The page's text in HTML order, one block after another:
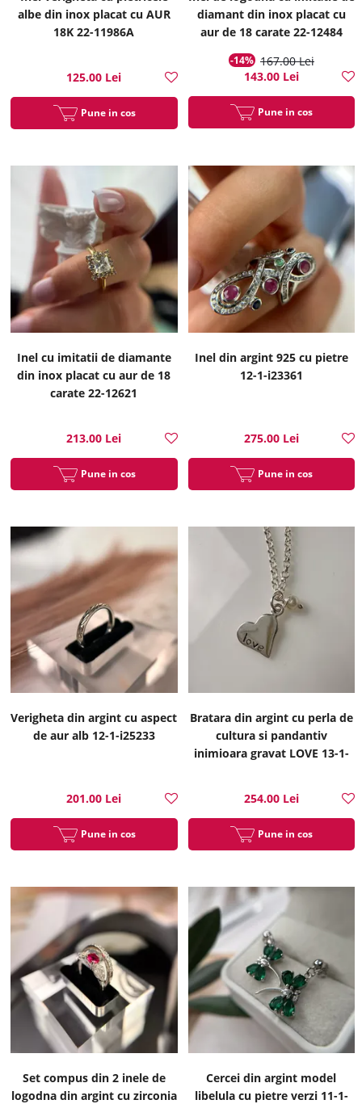
albe din inox placat cu AUR
18K 22-11986A
125.00 Lei
Pune in cos
diamant din inox placat cu
aur de 18 carate 22-12484
-14% 167.00 Lei
143.00 Lei
Pune in cos
Inel cu imitatii de diamante
din inox placat cu aur de 18
carate 22-12621
213.00 Lei
Pune in cos
Inel din argint 925 cu pietre
12-1-i23361
275.00 Lei
Pune in cos
Verigheta din argint cu aspect
de aur alb 12-1-i25233
201.00 Lei
Pune in cos
Bratara din argint cu perla de
cultura si pandantiv
inimioara gravat LOVE 13-1-
254.00 Lei
Pune in cos
Set compus din 2 inele de
logodna din argint cu zirconia
Cercei din argint model
libelula cu pietre verzi 11-1-